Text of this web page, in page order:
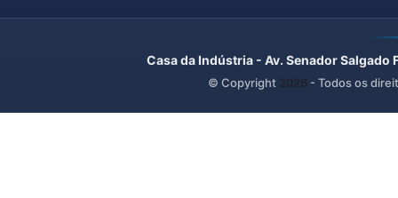
Casa da Indústria - Av. Senador
© Copyright 2026 - Todos os